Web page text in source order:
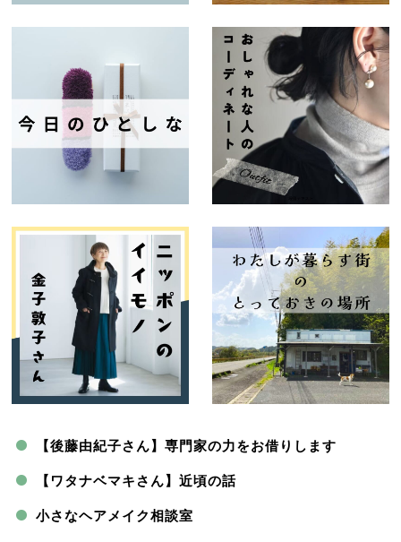
【後藤由紀子さん】専門家の力をお借りします
【ワタナベマキさん】近頃の話
小さなヘアメイク相談室